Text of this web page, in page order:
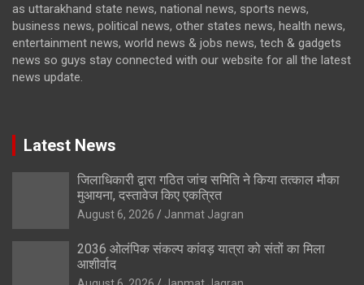
as uttarakhand state news, national news, sports news,
business news, political news, other states news, health news,
entertainment news, world news & jobs news, tech & gadgets
news so guys stay connected with our website for all the latest
news update.
Latest News
जिलाधिकारी द्वारा गठित जांच समिति ने किया तत्काल मौका
मुआयना, दस्तावेज किए एकत्रित
August 6, 2026 Janmat Jagran
2036 ओलंपिक संकल्प कांवड़ यात्रा को संतों का मिला
आशीर्वाद